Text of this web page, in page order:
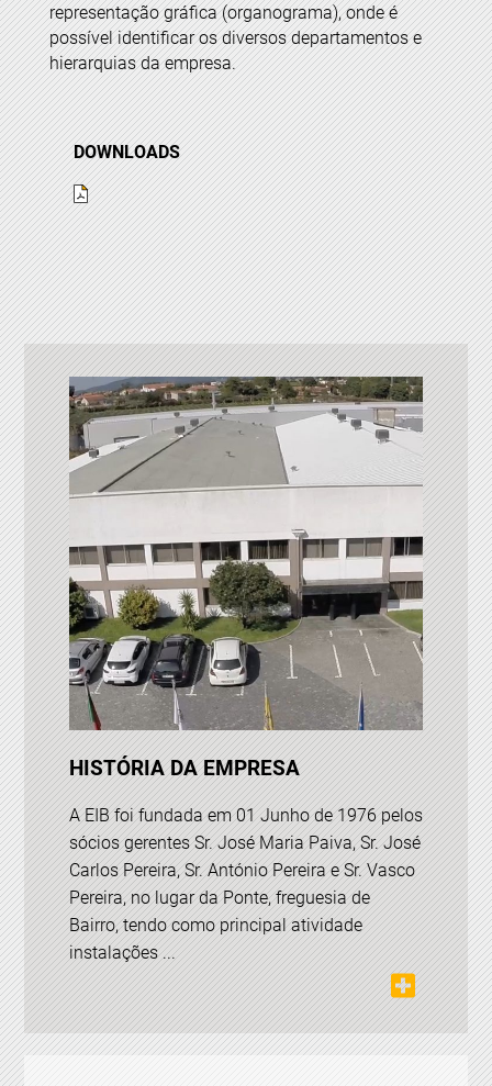
representação gráfica (organograma), onde é
possível identificar os diversos departamentos e
hierarquias da empresa.
DOWNLOADS
HISTÓRIA DA EMPRESA
A EIB foi fundada em 01 Junho de 1976 pelos
sócios gerentes Sr. José Maria Paiva, Sr. José
Carlos Pereira, Sr. António Pereira e Sr. Vasco
Pereira, no lugar da Ponte, freguesia de
Bairro, tendo como principal atividade
instalações ...